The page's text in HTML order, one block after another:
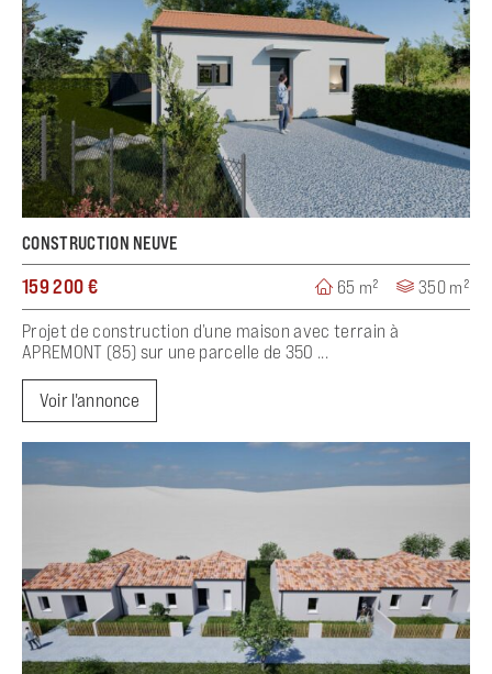
CONSTRUCTION NEUVE
159 200 € 65 m² 350 m²
Projet de construction d’une maison avec terrain à
APREMONT (85) sur une parcelle de 350 ...
Voir l'annonce